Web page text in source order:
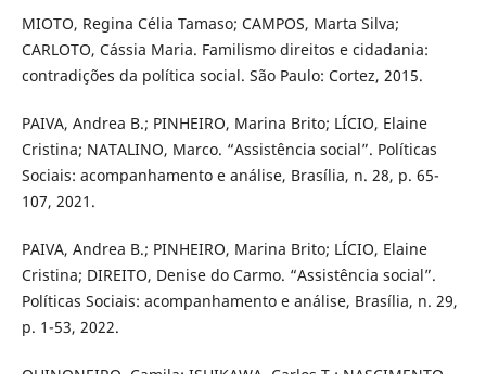
MIOTO, Regina Célia Tamaso; CAMPOS, Marta Silva;
CARLOTO, Cássia Maria. Familismo direitos e cidadania:
contradições da política social. São Paulo: Cortez, 2015.
PAIVA, Andrea B.; PINHEIRO, Marina Brito; LÍCIO, Elaine
Cristina; NATALINO, Marco. “Assistência social”. Políticas
Sociais: acompanhamento e análise, Brasília, n. 28, p. 65-
107, 2021.
PAIVA, Andrea B.; PINHEIRO, Marina Brito; LÍCIO, Elaine
Cristina; DIREITO, Denise do Carmo. “Assistência social”.
Políticas Sociais: acompanhamento e análise, Brasília, n. 29,
p. 1-53, 2022.